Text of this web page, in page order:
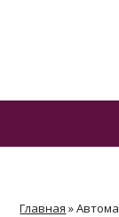
Главная »